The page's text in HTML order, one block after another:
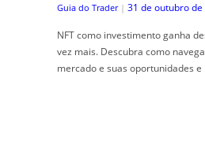
Guia do Trader | 31 de outubro de
NFT como investimento ganha
vez mais. Descubra como
mercado e suas oportunidades e